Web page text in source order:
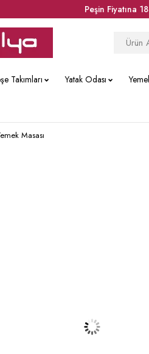
Peşin Fiyatına
Takımları Yatak Odası
Masası